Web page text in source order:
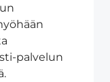
palvelun